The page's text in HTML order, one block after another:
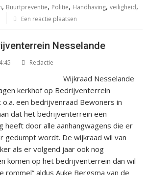
, Buurtpreventie, Politie, Handhaving,veiligheid,
Een reactie plaatsen
Nesselande
Redactie
Wijkraad Nesselande
kerkhof op Bedrijventerrein
een bedrijvenraad Bewoners in
dat het bedrijventerrein een
heeft door alle aanhangwagens die er
gedumpt wordt. De wijkraad wil van
als er volgend jaar ook nog
komen op het bedrijventerrein dan wil
rommel” aldus Auke Bergsma van de